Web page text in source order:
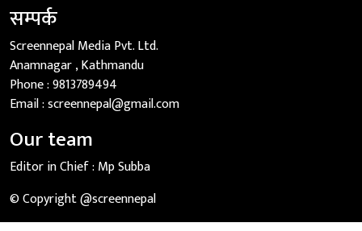
सम्पर्क
Screennepal Media Pvt. Ltd.
Anamnagar , Kathmandu
Phone :9813789494
Email :screennepal@gmail.com
Our team
Editor in Chief : Mp Subba
© Copyright @screennepal